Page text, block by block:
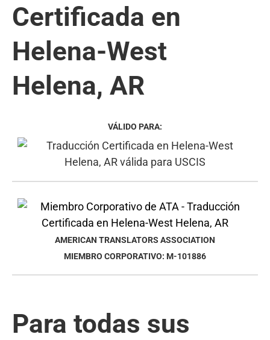
Certificada en
Helena-West
Helena, AR
VÁLIDO PARA:
AMERICAN TRANSLATORS ASSOCIATION
MIEMBRO CORPORATIVO: M-101886
Para todas sus